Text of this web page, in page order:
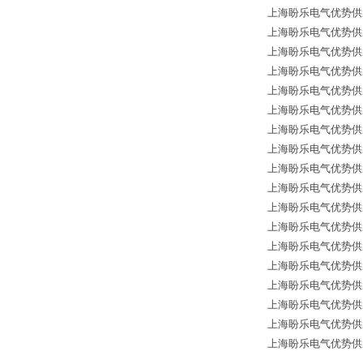
上海盼乐电气优势
上海盼乐电气优势
上海盼乐电气优势
上海盼乐电气优势
上海盼乐电气优势
上海盼乐电气优势
上海盼乐电气优势
上海盼乐电气优势
上海盼乐电气优势
上海盼乐电气优势
上海盼乐电气优势
上海盼乐电气优势
上海盼乐电气优势
上海盼乐电气优势
上海盼乐电气优势
上海盼乐电气优势
上海盼乐电气优势
上海盼乐电气优势